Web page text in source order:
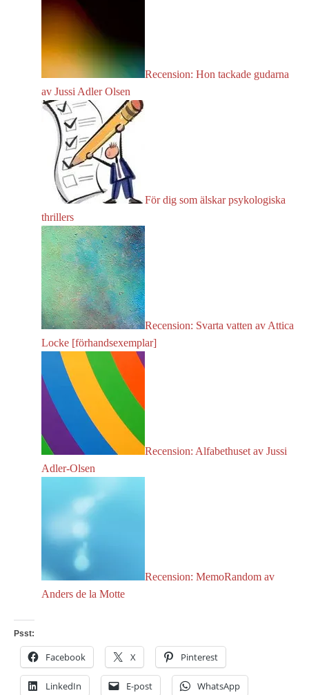
Recension: Hon tackade gudarna
av Jussi Adler Olsen
För dig som älskar psykologiska
thrillers
Recension: Svarta vatten av Attica
Locke [förhandsexemplar]
Recension: Alfabethuset av Jussi
Adler-Olsen
Recension: MemoRandom av
Anders de la Motte
Psst:
Facebook X Pinterest
LinkedIn E-post WhatsApp